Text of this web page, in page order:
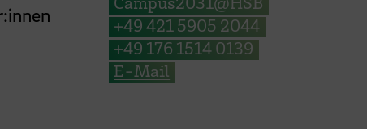
+49 421 5905 2044
+49 176 1514 0139
E-Mail